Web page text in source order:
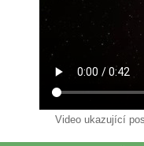
Video ukazující